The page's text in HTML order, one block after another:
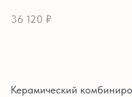
36 120 ₽
Керамический